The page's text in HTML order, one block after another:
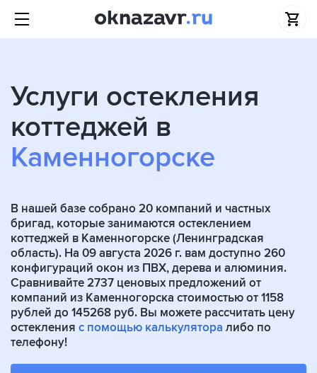
Услуги остекления
коттеджей в
Каменногорске
В нашей базе собрано 20 компаний и частных
бригад, которые занимаются остеклением
коттеджей в Каменногорске (Ленинградская
область). На 09 августа 2026 г. вам доступно 260
конфигураций окон из ПВХ, дерева и алюминия.
Сравнивайте 2737 ценовых предложений от
компаний из Каменногорска стоимостью от 1158
рублей до 145268 руб. Вы можете рассчитать цену
остекления с помощью калькулятора либо по
телефону!